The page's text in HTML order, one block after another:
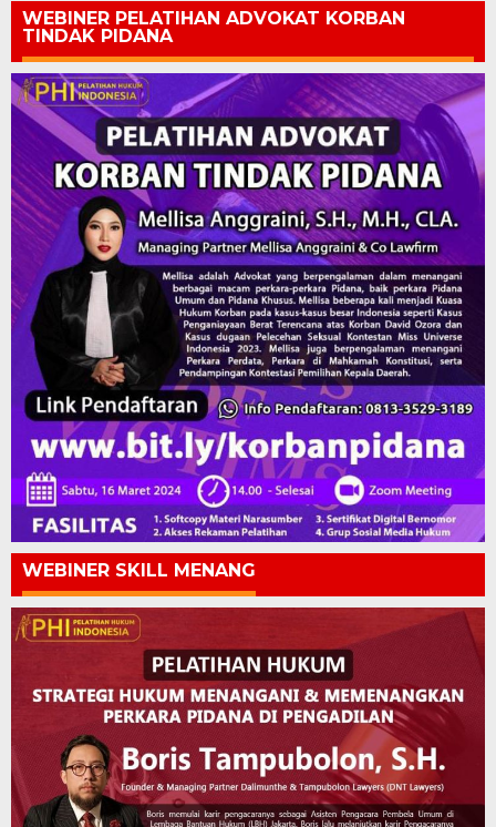
WEBINER PELATIHAN ADVOKAT KORBAN
TINDAK PIDANA
WEBINER SKILL MENANG